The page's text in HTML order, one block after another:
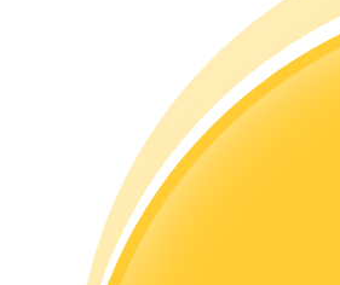
Apprenez à rester rentable